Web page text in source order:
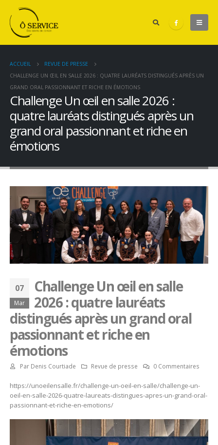
ACCUEIL
REVUE DE PRESSE
CHALLENGE UN ŒIL EN SALLE 2026 : QUATRE LAURÉATS DISTINGUÉS APRÈS UN
GRAND ORAL PASSIONNANT ET RICHE EN ÉMOTIONS
Challenge Un œil en salle 2026 :
quatre lauréats distingués après un
grand oral passionnant et riche en
émotions
07
Mar
Challenge Un œil en salle
2026 : quatre lauréats
distingués après un grand oral
passionnant et riche en
émotions
Par Denis Courtiade Revue de presse 0 Commentaires
https://unoeilensalle.fr/challenge-un-oeil-en-salle/challenge-un-
oeil-en-salle-2026-quatre-laureats-distingues-apres-un-grand-oral-
passionnant-et-riche-en-emotions/